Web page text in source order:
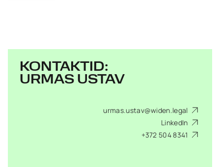
KONTAKTID:
URMAS USTAV
urmas.ustav@widen.legal
LinkedIn
+372 504 8341